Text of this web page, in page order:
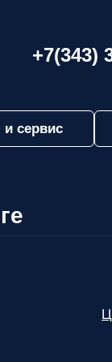
+7(343)
и сервис